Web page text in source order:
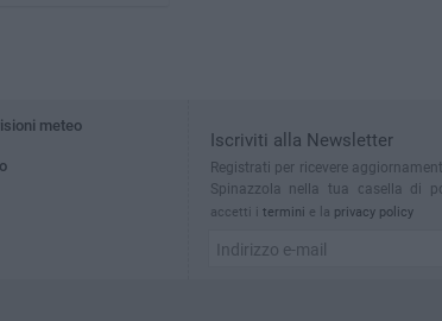
meteo
Iscriviti alla Newsletter
Registrati per ricevere
Spinazzola nella tua casella di
accetti i termini e la privacy policy